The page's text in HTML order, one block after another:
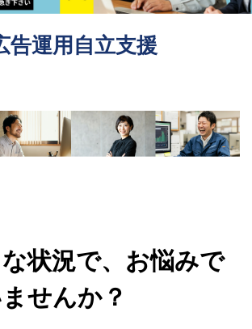
告運用自立支援
状況で、お悩みで
せんか？